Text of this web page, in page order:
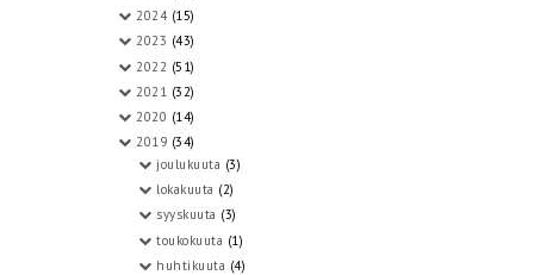
2024 (15)
2023 (43)
2022 (51)
2021 (32)
2020 (14)
2019 (34)
joulukuuta (3)
lokakuuta (2)
syyskuuta (3)
toukokuuta (1)
huhtikuuta (4)